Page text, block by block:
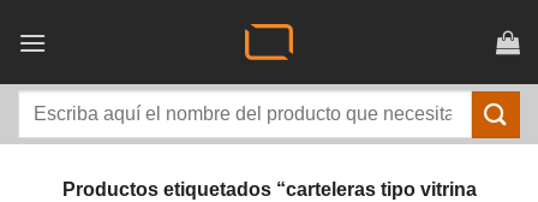
Buscar
Productos etiquetados “carteleras tipo vitrina